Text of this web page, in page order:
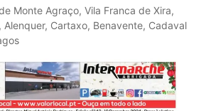
Monte Agraço, Vila Franca de Xira,
Alenquer, Cartaxo, Benavente, Cadaval